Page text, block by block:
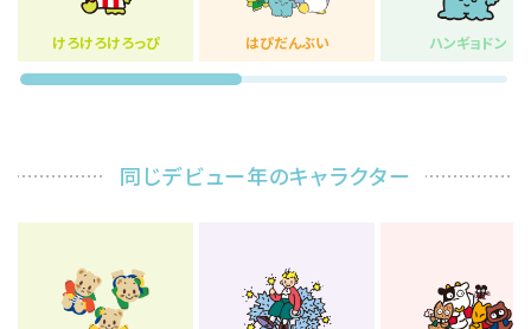
けろけろけろっぴ はぴだんぶい ハンギョドン
同じデビュー年のキャラクター